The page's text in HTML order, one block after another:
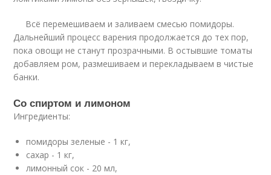
Всё перемешиваем и заливаем смесью помидоры.
Дальнейший процесс варения продолжается до тех пор,
пока овощи не станут прозрачными. В остывшие томаты
добавляем ром, размешиваем и перекладываем в чистые
банки.
Со спиртом и лимоном
Ингредиенты:
помидоры зеленые - 1 кг,
сахар - 1 кг,
лимонный сок - 20 мл,